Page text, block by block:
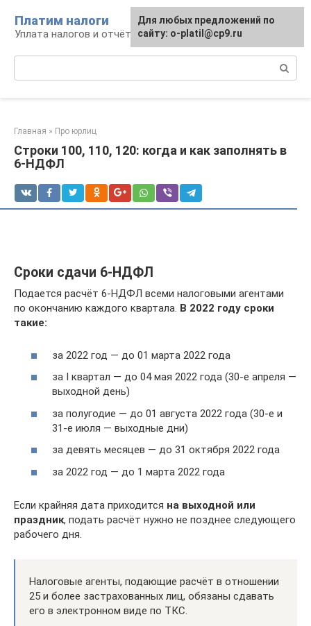
контенту
Платим налоги
Уплата налогов и отчётность
Главная » Про юрлиц
Строки 100, 110, 120: когда и как заполнять в
6-НДФЛ
Сроки сдачи 6-НДФЛ
Подается расчёт 6-НДФЛ всеми налоговыми агентами
по окончанию каждого квартала. В 2022 году сроки
такие:
за 2022 год — до 01 марта 2022 года
за I квартал — до 04 мая 2022 года (30-е апреля —
выходной день)
за полугодие — до 01 августа 2022 года (30-е и
31-е июля — выходные дни)
за девять месяцев — до 31 октября 2022 года
за 2022 год — до 1 марта 2022 года
Если крайняя дата приходится на выходной или
праздник, подать расчёт нужно не позднее следующего
рабочего дня.
Налоговые агенты, подающие расчёт в отношении
25 и более застрахованных лиц, обязаны сдавать
его в электронном виде по ТКС.
Для любых предложений по
сайту: o-platil@cp9.ru